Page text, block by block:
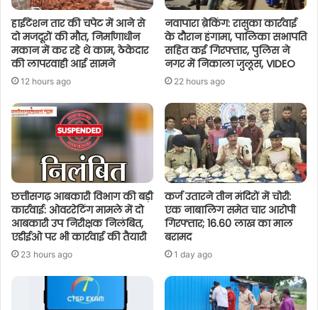
हाईटेंशन तार की चपेट में आने से
दो मजदूरों की मौत, निर्माणाधीन
मकान में कर रहे थे काम, ठेकेदार
की लापरवाही आई सामने
12 hours ago
नवापारा ब्रेकिंग: रासुका कार्रवाई
के दौरान हंगामा, पालिका सभापति
सहित कई गिरफ्तार, पुलिस ने
नगर में निकाला जुलूस, VIDEO
22 hours ago
छत्तीसगढ़ आबकारी विभाग की बड़ी
कार्रवाई: ओवररेटिंग मामले में दो
आबकारी उप निरीक्षक निलंबित,
एडीईओ पर भी कार्रवाई की तैयारी
23 hours ago
कर्ज उतारने तीन मंदिरों में चोरी:
एक नाबालिग समेत चार आरोपी
गिरफ्तार; 16.60 लाख का माल
बरामद
1 day ago